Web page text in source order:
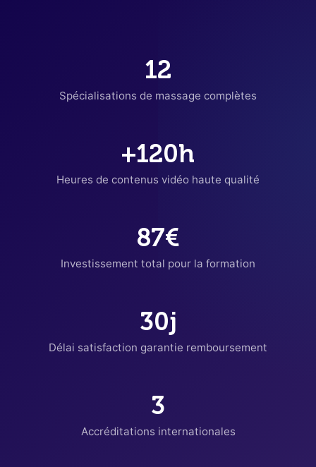
12
Spécialisations de massage complètes
+120h
Heures de contenus vidéo haute qualité
87€
Investissement total pour la formation
30j
Délai satisfaction garantie remboursement
3
Accréditations internationales